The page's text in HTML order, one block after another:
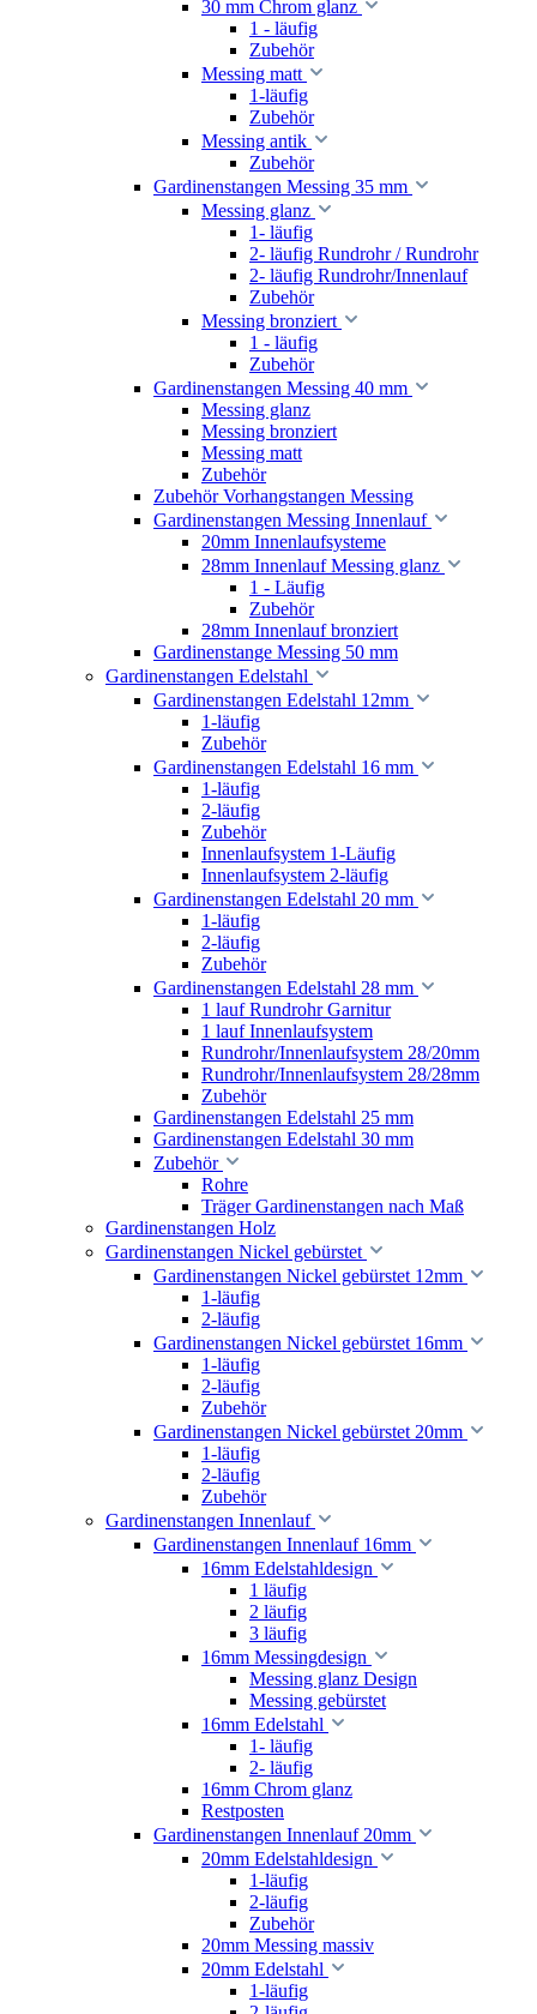
30 mm Chrom glanz
1 - läufig
Zubehör
Messing matt
1-läufig
Zubehör
Messing antik
Zubehör
Gardinenstangen Messing 35 mm
Messing glanz
1- läufig
2- läufig Rundrohr / Rundrohr
2- läufig Rundrohr/Innenlauf
Zubehör
Messing bronziert
1 - läufig
Zubehör
Gardinenstangen Messing 40 mm
Messing glanz
Messing bronziert
Messing matt
Zubehör
Zubehör Vorhangstangen Messing
Gardinenstangen Messing Innenlauf
20mm Innenlaufsysteme
28mm Innenlauf Messing glanz
1 - Läufig
Zubehör
28mm Innenlauf bronziert
Gardinenstange Messing 50 mm
Gardinenstangen Edelstahl
Gardinenstangen Edelstahl 12mm
1-läufig
Zubehör
Gardinenstangen Edelstahl 16 mm
1-läufig
2-läufig
Zubehör
Innenlaufsystem 1-Läufig
Innenlaufsystem 2-läufig
Gardinenstangen Edelstahl 20 mm
1-läufig
2-läufig
Zubehör
Gardinenstangen Edelstahl 28 mm
1 lauf Rundrohr Garnitur
1 lauf Innenlaufsystem
Rundrohr/Innenlaufsystem 28/20mm
Rundrohr/Innenlaufsystem 28/28mm
Zubehör
Gardinenstangen Edelstahl 25 mm
Gardinenstangen Edelstahl 30 mm
Zubehör
Rohre
Träger Gardinenstangen nach Maß
Gardinenstangen Holz
Gardinenstangen Nickel gebürstet
Gardinenstangen Nickel gebürstet 12mm
1-läufig
2-läufig
Gardinenstangen Nickel gebürstet 16mm
1-läufig
2-läufig
Zubehör
Gardinenstangen Nickel gebürstet 20mm
1-läufig
2-läufig
Zubehör
Gardinenstangen Innenlauf
Gardinenstangen Innenlauf 16mm
16mm Edelstahldesign
1 läufig
2 läufig
3 läufig
16mm Messingdesign
Messing glanz Design
Messing gebürstet
16mm Edelstahl
1- läufig
2- läufig
16mm Chrom glanz
Restposten
Gardinenstangen Innenlauf 20mm
20mm Edelstahldesign
1-läufig
2-läufig
Zubehör
20mm Messing massiv
20mm Edelstahl
1-läufig